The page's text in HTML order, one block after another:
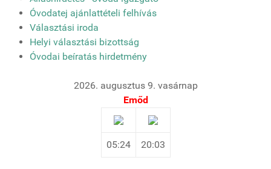
Óvodatej ajánlattételi felhívás
Választási iroda
Helyi választási bizottság
Óvodai beíratás hirdetmény
2026. augusztus 9. vasárnap
Emőd
05:24 20:03